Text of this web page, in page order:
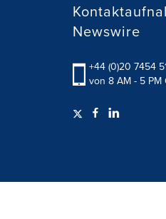
Newswire
+44 (0)20 7454
von 8 AM - 5 PM